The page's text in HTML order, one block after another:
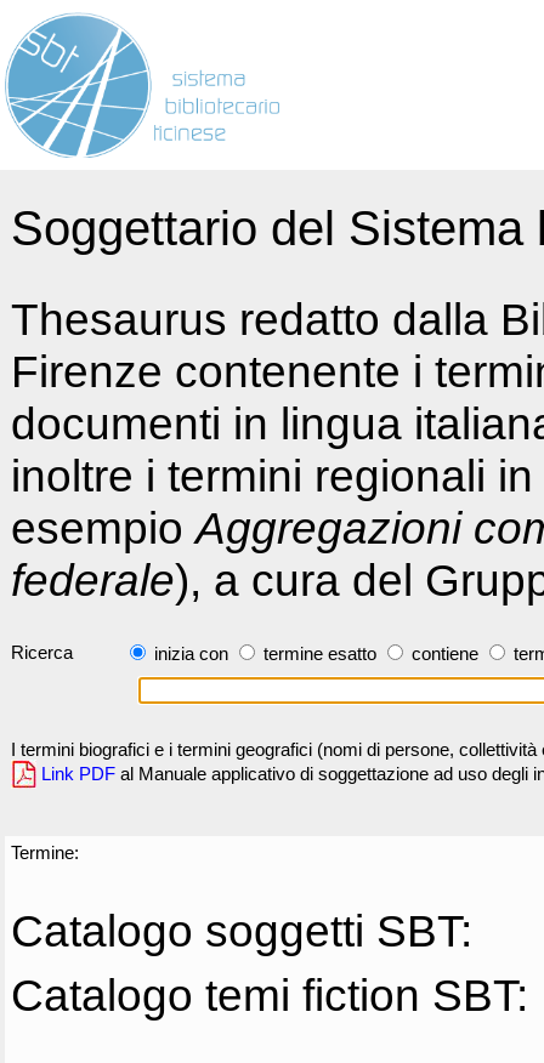
Soggettario del
Thesaurus redatto dalla
Firenze contenente i
documenti in lingua
inoltre i termini regionali
esempioAggregazioni
federale), a cura del
Ricerca inizia con termine esatto contiene
I termini biografici e i termini geografici (nomi di persone,
Link PDF al Manuale applicativo di soggettazione ad uso degli
Termine:
Catalogo soggetti SBT:
Catalogo temi fiction SBT: